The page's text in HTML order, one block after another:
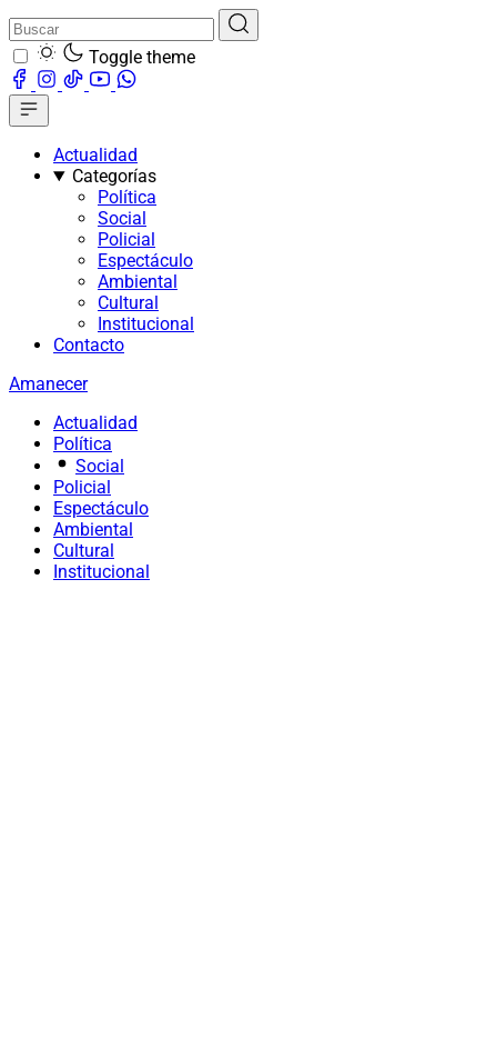
Toggle theme
Actualidad
Categorías
Política
Social
Policial
Espectáculo
Ambiental
Cultural
Institucional
Contacto
Amanecer
Actualidad
Política
Social
Policial
Espectáculo
Ambiental
Cultural
Institucional